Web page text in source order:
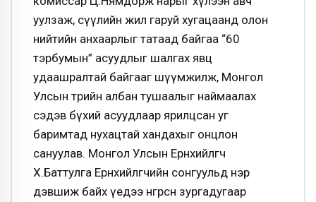
уулзаж, сүүлийн жил гаруй хугацаанд олон
нийтийн анхаарлыг татаад байгаа “60
тэрбумын” асуудлыг шалгах явц
удаашралтай байгааг шүүмжилж, Монгол
Улсын төрийн албан тушаалыг наймаалах
сэдэв бүхий асуудлаар ярилцсан уг
баримтад нухацтай хандахыг онцлон
сануулав. Монгол Улсын Ерөнхийлөгч
Х.Баттулга Ерөнхийлөгчийн сонгуульд нэр
дэвшиж байх үедээ өнгөрсөн зургадугаар